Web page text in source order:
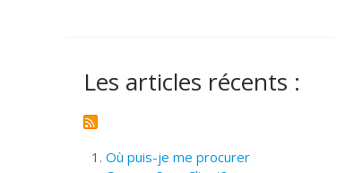
Les articles récents :
Où puis-je me procurer